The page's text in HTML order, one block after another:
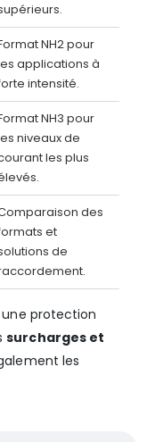
NH2 pour
applications à
intensité.
NH3 pour
niveaux de
les plus
des
et
de
protection
surcharges et
les